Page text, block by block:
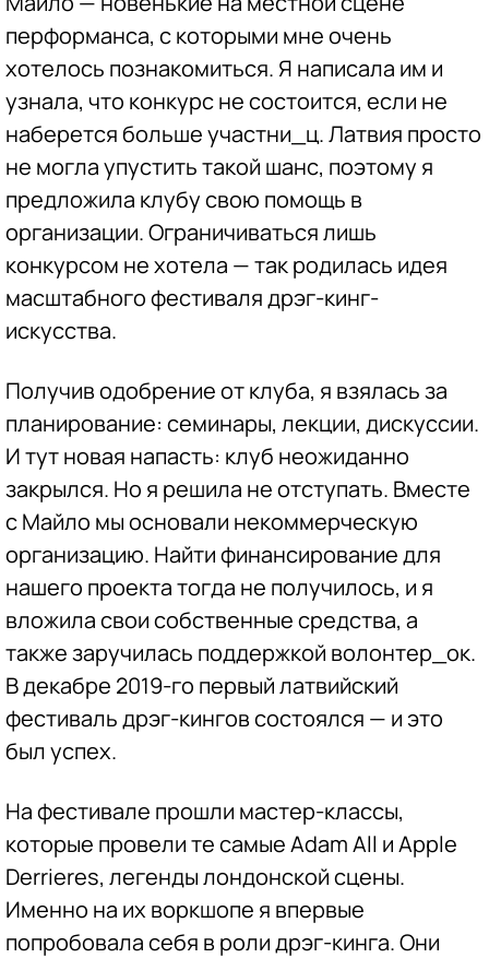
перформанса, с которыми мне очень
хотелось познакомиться. Я написала им и
узнала, что конкурс не состоится, если не
наберется больше участни_ц. Латвия просто
не могла упустить такой шанс, поэтому я
предложила клубу свою помощь в
организации. Ограничиваться лишь
конкурсом не хотела — так родилась идея
масштабного фестиваля дрэг-кинг-
искусства.
Получив одобрение от клуба, я взялась за
планирование: семинары, лекции, дискуссии.
И тут новая напасть: клуб неожиданно
закрылся. Но я решила не отступать. Вместе
с Майло мы основали некоммерческую
организацию. Найти финансирование для
нашего проекта тогда не получилось, и я
вложила свои собственные средства, а
также заручилась поддержкой волонтер_ок.
В декабре 2019-го первый латвийский
фестиваль дрэг-кингов состоялся — и это
был успех.
На фестивале прошли мастер-классы,
которые провели те самые Adam All и Apple
Derrieres, легенды лондонской сцены.
Именно на их воркшопе я впервые
попробовала себя в роли дрэг-кинга. Они